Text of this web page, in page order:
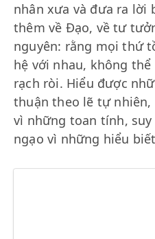
nhân xưa và đưa ra lời
thêm về Đạo, về tư
nguyên: rằng mọi thứ
hệ với nhau, không
rạch ròi. Hiểu được
thuận theo lẽ tự
vì những toan tính,
ngạo vì những hiểu